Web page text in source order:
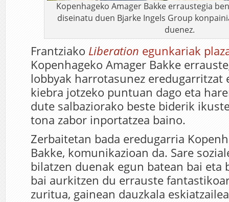
Kopenhageko Amager Bakke erraustegia
diseinatu duen Bjarke Ingels Group
duenez.
Frantziako Liberation egunkariak
Kopenhageko Amager Bakke
lobbyak harrotasunez eredugarritzat
kiebra jotzeko puntuan dago eta
dute salbaziorako beste biderik
tona zabor inportatzea baino.
Zerbaitetan bada eredugarria
Bakke, komunikazioan da. Sare
bilatzen duenak egun batean bai eta
bai aurkitzen du errauste
zuritua, gainean dauzkala